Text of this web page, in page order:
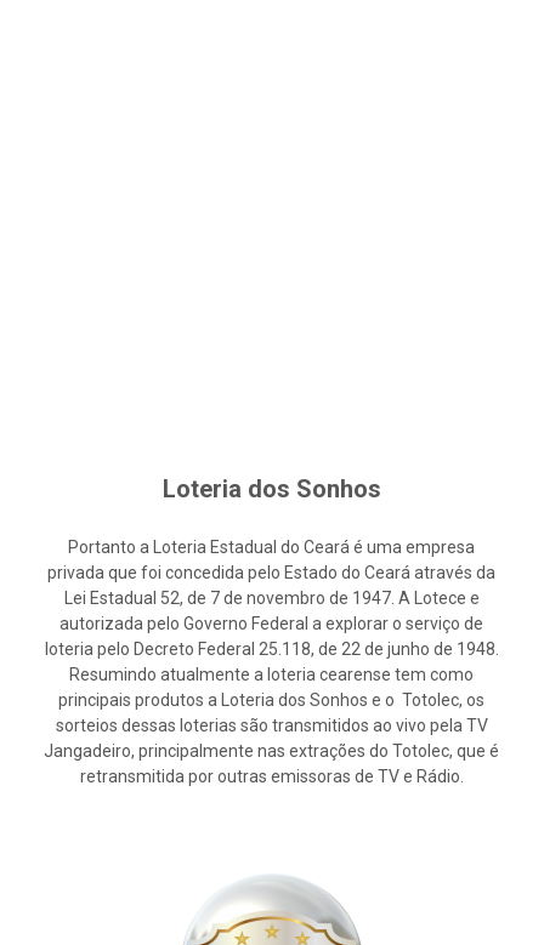
Loteria dos Sonhos
Portanto a Loteria Estadual do Ceará é uma empresa
privada que foi concedida pelo Estado do Ceará através da
Lei Estadual 52, de 7 de novembro de 1947. A Lotece e
autorizada pelo Governo Federal a explorar o serviço de
loteria pelo Decreto Federal 25.118, de 22 de junho de 1948.
Resumindo atualmente a loteria cearense tem como
principais produtos a Loteria dos Sonhos e o Totolec, os
sorteios dessas loterias são transmitidos ao vivo pela TV
Jangadeiro, principalmente nas extrações do Totolec, que é
retransmitida por outras emissoras de TV e Rádio.